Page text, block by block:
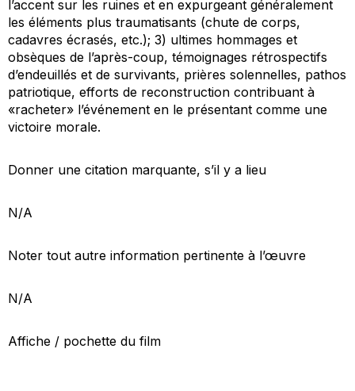
l’accent sur les ruines et en expurgeant généralement
les éléments plus traumatisants (chute de corps,
cadavres écrasés, etc.); 3) ultimes hommages et
obsèques de l’après-coup, témoignages rétrospectifs
d’endeuillés et de survivants, prières solennelles, pathos
patriotique, efforts de reconstruction contribuant à
«racheter» l’événement en le présentant comme une
victoire morale.
Donner une citation marquante, s’il y a lieu
N/A
Noter tout autre information pertinente à l’œuvre
N/A
Affiche / pochette du film